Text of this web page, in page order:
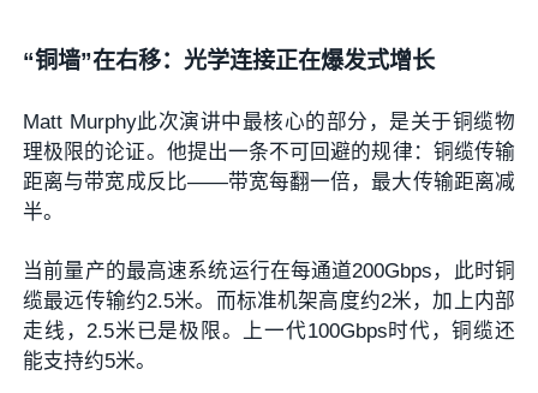
“铜墙”在右移：光学连接正在爆发式增长
Matt Murphy此次演讲中最核心的部分，是关于铜缆物
理极限的论证。他提出一条不可回避的规律：铜缆传输
距离与带宽成反比——带宽每翻一倍，最大传输距离减
半。
当前量产的最高速系统运行在每通道200Gbps，此时铜
缆最远传输约2.5米。而标准机架高度约2米，加上内部
走线，2.5米已是极限。上一代100Gbps时代，铜缆还
能支持约5米。